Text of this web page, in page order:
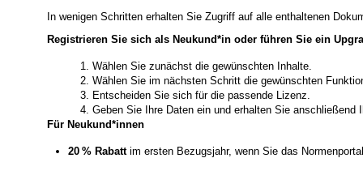
In wenigen Schritten erhalten Sie Zugriff auf alle enthaltenen
Registrieren Sie sich als Neukund*in oder führen Sie ein
Wählen Sie zunächst die gewünschten Inhalte.
Wählen Sie im nächsten Schritt die gewünschten
Entscheiden Sie sich für die passende Lizenz.
Geben Sie Ihre Daten ein und erhalten Sie anschließend
Für Neukund*innen
20 % Rabattim ersten Bezugsjahr, wenn Sie das